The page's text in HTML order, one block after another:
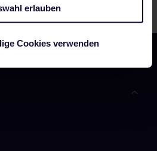
erlauben
Cookies verwenden